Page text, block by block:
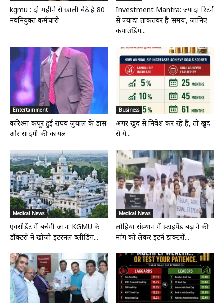
kgmu : दो महीने से खाली बैठे है 80
नवनियुक्त कर्मचारी
Investment Mantra: ज्यादा रिटर्न
से ज्यादा ताकतवर है ‘समय’, जानिए
कंपाउंडिंग...
Entertainment
करिश्मा कपूर हुईं राघव जुयाल के डांस
और सादगी की कायल
Business
अगर खुद से निवेश कर रहे हैं, तो खुद
से ये...
Medical News
एक्सीडेंट में बचेगी जान: KGMU के
डॉक्टरों ने खोजी इंटरनल ब्लीडिंग...
Medical News
लोहिया संस्थान में स्टाइपेंड बढ़ाने की
मांग को लेकर इंटर्न डाक्टरों...